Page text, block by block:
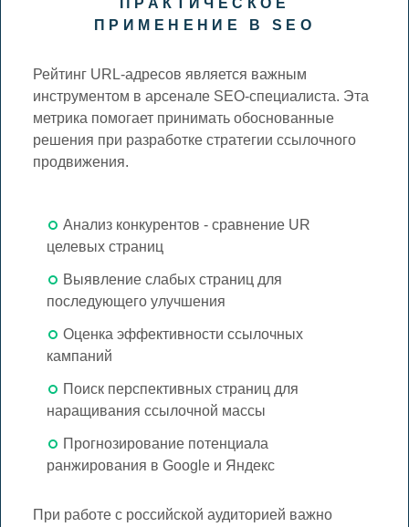
ПРИМЕНЕНИЕ В SEO
Рейтинг URL-адресов является важным
инструментом в арсенале SEO-специалиста. Эта
метрика помогает принимать обоснованные
решения при разработке стратегии ссылочного
продвижения.
Анализ конкурентов - сравнение UR
целевых страниц
Выявление слабых страниц для
последующего улучшения
Оценка эффективности ссылочных
кампаний
Поиск перспективных страниц для
наращивания ссылочной массы
Прогнозирование потенциала
ранжирования в Google и Яндекс
При работе с российской аудиторией важно